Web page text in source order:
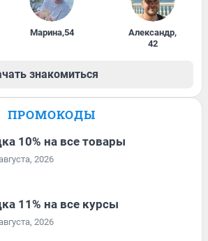
Марина,54 Александр,
42
знакомиться
ПРОМОКОДЫ
10% на все товары
2026
11% на все курсы
2026